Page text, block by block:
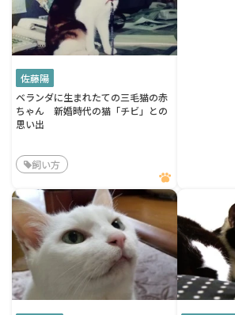
佐藤陽
ベランダに生まれたての三毛猫の赤
ちゃん 新婚時代の猫「チビ」との
思い出
飼い方